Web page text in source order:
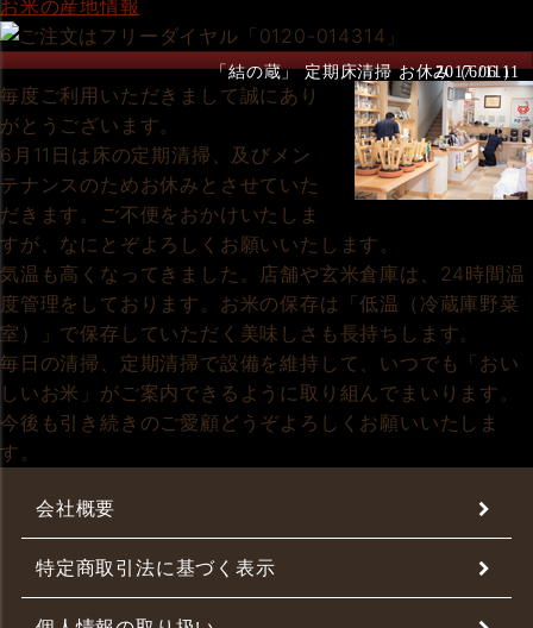
お米の産地情報
「結の蔵」 定期床清掃 お休み（6/11）
2017.06.11
毎度ご利用いただきまして誠にあり
がとうございます。
6月11日は床の定期清掃、及びメン
テナンスのためお休みとさせていた
だきます。ご不便をおかけいたしま
すが、なにとぞよろしくお願いいたします。
気温も高くなってきました。店舗や玄米倉庫は、24時間温
度管理をしております。お米の保存は「低温（冷蔵庫野菜
室）」で保存していただく美味しさも長持ちします。
毎日の清掃、定期清掃で設備を維持して、いつでも「おい
しいお米」がご案内できるように取り組んでまいります。
今後も引き続きのご愛顧どうぞよろしくお願いいたしま
す。
会社概要
特定商取引法に基づく表示